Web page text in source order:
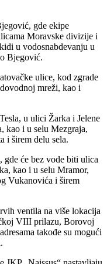
gde ekipe
Moravske divizije i
u vodosnabdevanju u
Bjegović.
ulice, kod zgrade
mreži, kao i
u ulici Žarka i Jelene
kao i u selu Mezgraja,
i širem delu sela.
gde će bez vode biti ulica
kao i u selu Mramor,
Vukanovića i širem
ventila na više lokacija
VIII prilazu, Borovoj
takođe su mogući